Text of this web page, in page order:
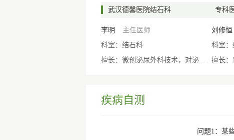
武汉德馨医院结石科 专科
李明
主任医师
科室：结石科
擅长：微创泌尿外科技术，对泌尿系结石的诊断治疗有丰富的经验，熟练掌握经皮肾镜下碎石取石，输尿管硬镜、软镜碎石取石技术。
刘修恒
科室
疾病自测
问题1：某